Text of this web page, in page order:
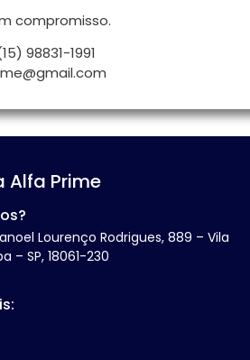
compromisso.
98831-1991
Alfa Prime
Lourenço Rodrigues, 889 – Vila
– SP, 18061-230